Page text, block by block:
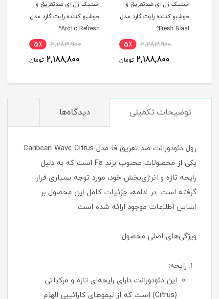
استیک ژل ای ضدتعریق و
خوشبو کننده رایت گارد مدل
Fresh Blast^
2,283,900 5٪
2,188,800 تومان
استیک ژل ای ضدتعریق و
خوشبو کننده رایت گارد مدل
Arctic Refresh^
2,283,900 5٪
2,188,800 تومان
توضیحات تکمیلی دیدگاه‌ها
رول دئودورانت ضد تعریق فا مدل Caribean Wave Citrus
یکی از محصولات محبوب برند Fa است که به دلیل
رایحه تازه و انرژی‌بخش خود، مورد توجه بسیاری قرار
گرفته است. در ادامه، جزئیات کامل این محصول بر
اساس اطلاعات موجود ارائه شده است:
ویژگی‌های اصلی محصول:
رایحه:
این دئودورانت دارای رایحه‌ای تازه و مرکباتی
(Citrus) است که از لیموهای کارائیبی الهام